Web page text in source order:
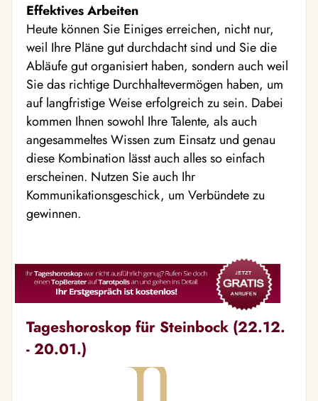
Effektives Arbeiten
Heute können Sie Einiges erreichen, nicht nur,
weil Ihre Pläne gut durchdacht sind und Sie die
Abläufe gut organisiert haben, sondern auch weil
Sie das richtige Durchhaltevermögen haben, um
auf langfristige Weise erfolgreich zu sein. Dabei
kommen Ihnen sowohl Ihre Talente, als auch
angesammeltes Wissen zum Einsatz und genau
diese Kombination lässt auch alles so einfach
erscheinen. Nutzen Sie auch Ihr
Kommunikationsgeschick, um Verbündete zu
gewinnen.
Tageshoroskop für Steinbock (22.12.
- 20.01.)